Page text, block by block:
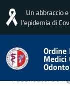
Un abbraccio
l'epidemia di
Ordine
Medici
Home
Prevenzione
prevenzione della
Pubblicato: 30